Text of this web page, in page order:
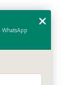
WhatsApp